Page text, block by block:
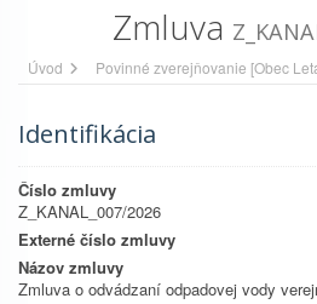
Zmluva
Úvod Povinné zverejňovanie [Obec
Identifikácia
Číslo zmluvy
Z_KANAL_007/2026
Externé číslo zmluvy
Názov zmluvy
Zmluva o odvádzaní odpadovej vody